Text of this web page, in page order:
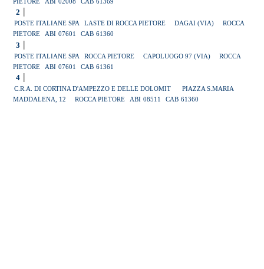
PIETORE
ABI 02008 CAB 61369
2
POSTE ITALIANE SPA LASTE DI ROCCA PIETORE DAGAI (VIA)
ROCCA
PIETORE
ABI 07601 CAB 61360
3
POSTE ITALIANE SPA ROCCA PIETORE CAPOLUOGO 97 (VIA)
ROCCA
PIETORE
ABI 07601 CAB 61361
4
C.R.A. DI CORTINA D'AMPEZZO E DELLE DOLOMIT
PIAZZA S.MARIA
MADDALENA, 12
ROCCA PIETORE ABI 08511 CAB 61360